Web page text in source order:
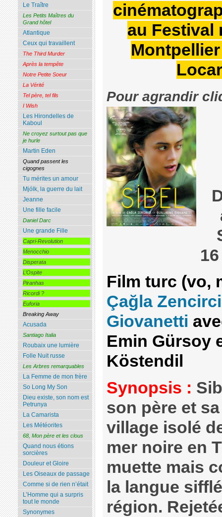
au Festival
Pour agrandir
Film turc (vo,
Çağla
Giovanetti
Emin Gürsoy
Köstendil
Synopsis :
son père et
village isolé
mer noire en
muette mais
la langue
région.
Le Traître
Les Petits Maîtres du
Grand hôtel
Atlantique
Ceux qui travaillent
The Third Murder
Après la tempête
Notre Petite Soeur
La Vérité
Tel père, tel fils
I Wish
Les Hirondelles de
Kaboul
Ne croyez surtout pas que
je hurle
Martin Eden
Quand passent les
cigognes
Tu mérites un amour
Mjólk, la guerre du lait
Jeanne
Une fille facile
Daniel Darc
Une grande Fille
Capri-Revolution
Menocchio
Disperata
L’Ospite
Piranhas
Ricordi ?
Euforia
Breaking Away
Acusada
Santiago Italia
Roubaix une lumière
Folle Nuit russe
Les Arbres remarquables
La Femme de mon frère
So Long My Son
Dieu existe, son nom est
Petrunya
La Camarista
Les Météorites
68, Mon père et les clous
Quand nous étions
sorcières
Douleur et Gloire
Les Oiseaux de passage
Comme si de rien n’était
L’Homme qui a surpris
tout le monde
Synonymes